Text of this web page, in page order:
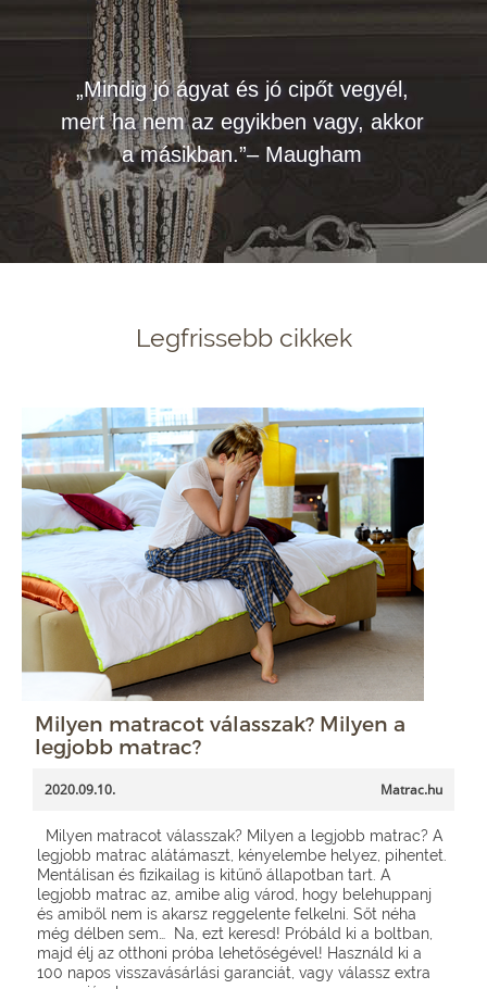
„Mindig jó ágyat és jó cipőt vegyél,
mert ha nem az egyikben vagy, akkor
a másikban.”– Maugham
Legfrissebb cikkek
Milyen matracot válasszak? Milyen a
legjobb matrac?
2020.09.10. Matrac.hu
Milyen matracot válasszak? Milyen a legjobb matrac? A
legjobb matrac alátámaszt, kényelembe helyez, pihentet.
Mentálisan és fizikailag is kitűnő állapotban tart. A
legjobb matrac az, amibe alig várod, hogy belehuppanj
és amiből nem is akarsz reggelente felkelni. Sőt néha
még délben sem… Na, ezt keresd! Próbáld ki a boltban,
majd élj az otthoni próba lehetőségével! Használd ki a
100 napos visszavásárlási garanciát, vagy válassz extra